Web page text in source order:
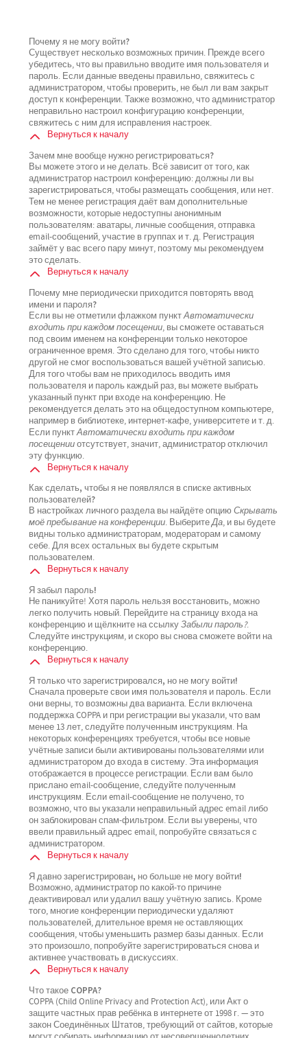
Почему я не могу войти?
Существует несколько возможных причин. Прежде всего
убедитесь, что вы правильно вводите имя пользователя и
пароль. Если данные введены правильно, свяжитесь с
администратором, чтобы проверить, не был ли вам закрыт
доступ к конференции. Также возможно, что администратор
неправильно настроил конфигурацию конференции,
свяжитесь с ним для исправления настроек.
Вернуться к началу
Зачем мне вообще нужно регистрироваться?
Вы можете этого и не делать. Всё зависит от того, как
администратор настроил конференцию: должны ли вы
зарегистрироваться, чтобы размещать сообщения, или нет.
Тем не менее регистрация даёт вам дополнительные
возможности, которые недоступны анонимным
пользователям: аватары, личные сообщения, отправка
email-сообщений, участие в группах и т. д. Регистрация
займёт у вас всего пару минут, поэтому мы рекомендуем
это сделать.
Вернуться к началу
Почему мне периодически приходится повторять ввод
имени и пароля?
Если вы не отметили флажком пунктАвтоматически
входить при каждом посещении, вы сможете оставаться
под своим именем на конференции только некоторое
ограниченное время. Это сделано для того, чтобы никто
другой не смог воспользоваться вашей учётной записью.
Для того чтобы вам не приходилось вводить имя
пользователя и пароль каждый раз, вы можете выбрать
указанный пункт при входе на конференцию. Не
рекомендуется делать это на общедоступном компьютере,
например в библиотеке, интернет-кафе, университете и т. д.
Если пунктАвтоматически входить при каждом
посещенииотсутствует, значит, администратор отключил
эту функцию.
Вернуться к началу
Как сделать, чтобы я не появлялся в списке активных
пользователей?
В настройках личного раздела вы найдёте опциюСкрывать
моё пребывание на конференции. ВыберитеДа, и вы будете
видны только администраторам, модераторам и самому
себе. Для всех остальных вы будете скрытым
пользователем.
Вернуться к началу
Я забыл пароль!
Не паникуйте! Хотя пароль нельзя восстановить, можно
легко получить новый. Перейдите на страницу входа на
конференцию и щёлкните на ссылкуЗабыли пароль?.
Следуйте инструкциям, и скоро вы снова сможете войти на
конференцию.
Вернуться к началу
Я только что зарегистрировался, но не могу войти!
Сначала проверьте свои имя пользователя и пароль. Если
они верны, то возможны два варианта. Если включена
поддержка COPPA и при регистрации вы указали, что вам
менее 13 лет, следуйте полученным инструкциям. На
некоторых конференциях требуется, чтобы все новые
учётные записи были активированы пользователями или
администратором до входа в систему. Эта информация
отображается в процессе регистрации. Если вам было
прислано email-сообщение, следуйте полученным
инструкциям. Если email-сообщение не получено, то
возможно, что вы указали неправильный адрес email либо
он заблокирован спам-фильтром. Если вы уверены, что
ввели правильный адрес email, попробуйте связаться с
администратором.
Вернуться к началу
Я давно зарегистрирован, но больше не могу войти!
Возможно, администратор по какой-то причине
деактивировал или удалил вашу учётную запись. Кроме
того, многие конференции периодически удаляют
пользователей, длительное время не оставляющих
сообщения, чтобы уменьшить размер базы данных. Если
это произошло, попробуйте зарегистрироваться снова и
активнее участвовать в дискуссиях.
Вернуться к началу
Что такое COPPA?
COPPA (Child Online Privacy and Protection Act), или Акт о
защите частных прав ребёнка в интернете от 1998 г. — это
закон Соединённых Штатов, требующий от сайтов, которые